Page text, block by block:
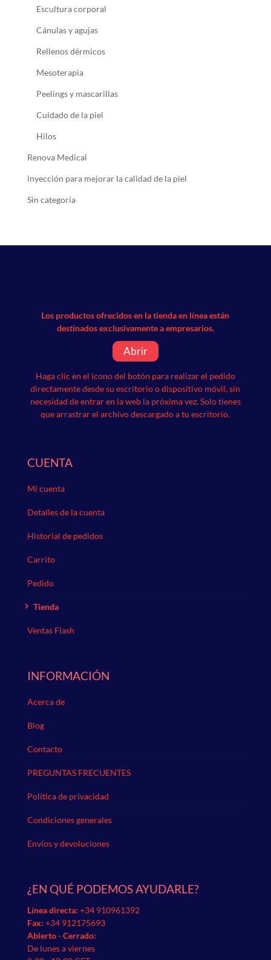
Escultura corporal
Cánulas y agujas
Rellenos dérmicos
Mesoterapia
Peelings y mascarillas
Cuidado de la piel
Hilos
Renova Medical
inyección para mejorar la calidad de la piel
Sin categoría
Los productos ofrecidos en la tienda en línea están
destinados exclusivamente a empresarios.
Abrir
Haga clic en el icono del botón para realizar el pedido
directamente desde su escritorio o dispositivo móvil, sin
necesidad de entrar en la web la próxima vez.Solo tienes
que arrastrar el archivo descargado a tu escritorio.
CUENTA
Mi cuenta
Detalles de la cuenta
Historial de pedidos
Carrito
Pedido
Tienda
Ventas Flash
INFORMACIÓN
Acerca de
Blog
Contacto
PREGUNTAS FRECUENTES
Política de privacidad
Condiciones generales
Envíos y devoluciones
¿EN QUÉ PODEMOS AYUDARLE?
Línea directa: +34 910961392
Fax: +34 912175693
Abierto - Cerrado:
De lunes a viernes